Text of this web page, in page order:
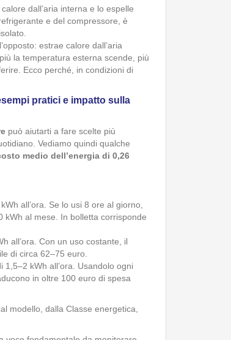
dall’aria interna e lo espelle
e del compressore, è
estrae calore dall’aria
la temperatura esterna scende, più
Ecco perché, in condizioni di
pratici e impatto sulla
può aiutarti a fare scelte più
Vediamo quindi qualche
medio dell’energia di 0,26
all’ora. Se lo usi 8 ore al giorno,
kWh al mese. In bolletta corrisponde
all’ora. Con un uso costante, il
di circa 62–75 euro.
1,5–2 kWh all’ora. Usandolo ogni
in oltre 100 euro di spesa
modello, dalla Classe energetica,